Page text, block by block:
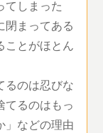
てしまった
閉まってある
ことがほとん
るのは忍びな
てるのはもっ
」などの理由